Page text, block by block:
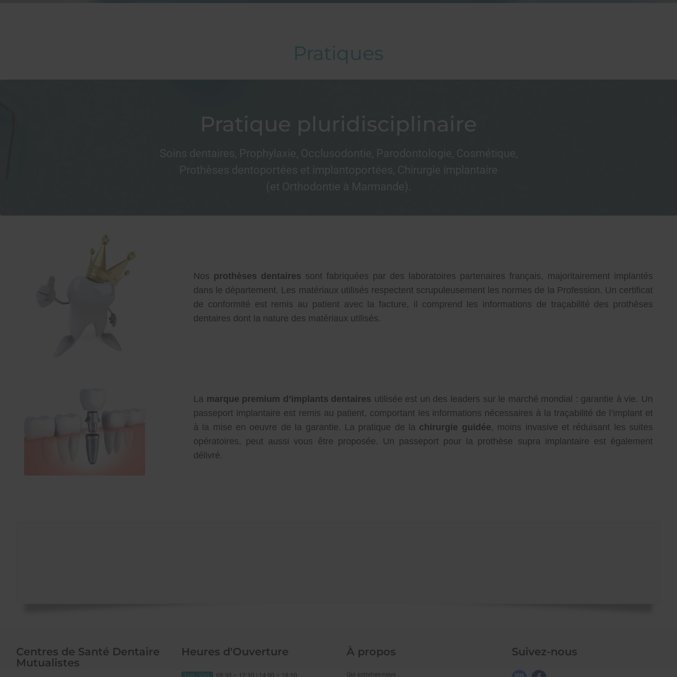
Pratiques
Pratique pluridisciplinaire
Soins dentaires, Prophylaxie, Occlusodontie, Parodontologie, Cosmétique,
Prothèses dentoportées et implantoportées, Chirurgie implantaire
(et Orthodontie à Marmande).
Nos prothèses dentaires sont fabriquées par des laboratoires partenaires français, majoritairement implantés
dans le département. Les matériaux utilisés respectent scrupuleusement les normes de la Profession. Un certificat
de conformité est remis au patient avec la facture, il comprend les informations de traçabilité des prothèses
dentaires dont la nature des matériaux utilisés.
La marque premium d’implants dentaires utilisée est un des leaders sur le marché mondial : garantie à vie. Un
passeport implantaire est remis au patient, comportant les informations nécessaires à la traçabilité de l’implant et
à la mise en oeuvre de la garantie. La pratique de la chirurgie guidée, moins invasive et réduisant les suites
opératoires, peut aussi vous être proposée. Un passeport pour la prothèse supra implantaire est également
délivré.
Centres de Santé Dentaire
Mutualistes
Heures d'Ouverture
Lun - Ven 08:30 – 12:30 | 14:00 – 18:30
À propos
Qui sommes-nous
Suivez-nous